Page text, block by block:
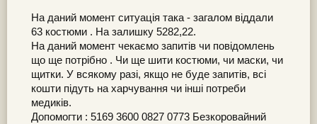
На даний момент ситуація така - загалом віддали
63 костюми . На залишку 5282,22.
На даний момент чекаємо запитів чи повідомлень
що ще потрібно . Чи ще шити костюми, чи маски, чи
щитки. У всякому разі, якщо не буде запитів, всі
кошти підуть на харчування чи інші потреби
медиків.
Допомогти : 5169 3600 0827 0773 Безкоровайний